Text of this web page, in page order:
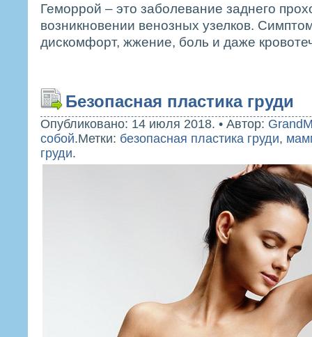
Геморрой – это заболевание заднего
возникновении венозных узелков.
дискомфорт, жжение, боль и даже
Безопасная пластика груди
Опубликовано: 14 июля 2018. • Автор:
собой.Метки: безопасная пластика груди,
груди.